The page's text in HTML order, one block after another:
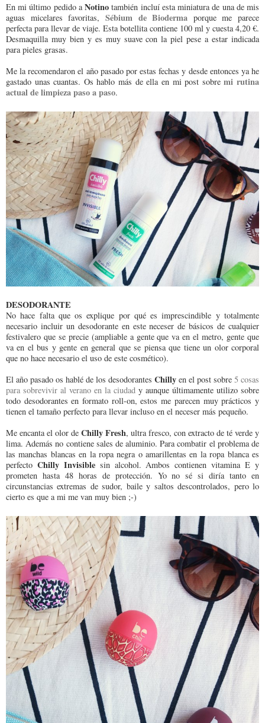
En mi último pedido aNotino también incluí esta miniatura de una de mis
aguas micelares favoritas, Sébium de Bioderma porque me parece
perfecta para llevar de viaje. Esta botellita contiene 100 ml y cuesta 4,20 €.
Desmaquilla muy bien y es muy suave con la piel pese a estar indicada
para pieles grasas.
Me la recomendaron el año pasado por estas fechas y desde entonces ya he
gastado unas cuantas. Os hablo más de ella en mi post sobremi rutina
actual de limpieza paso a paso.
DESODORANTE
No hace falta que os explique por qué es imprescindible y totalmente
necesario incluir un desodorante en este neceser de básicos de cualquier
festivalero que se precie (ampliable a gente que va en el metro, gente que
va en el bus y gente en general que se piensa que tiene un olor corporal
que no hace necesario el uso de este cosmético).
El año pasado os hablé de los desodorantes Chilly en el post sobre 5 cosas
para sobrevivir al verano en la ciudad y aunque últimamente utilizo sobre
todo desodorantes en formato roll-on, estos me parecen muy prácticos y
tienen el tamaño perfecto para llevar incluso en el neceser más pequeño.
Me encanta el olor de Chilly Fresh, ultra fresco, con extracto de té verde y
lima. Además no contiene sales de aluminio. Para combatir el problema de
las manchas blancas en la ropa negra o amarillentas en la ropa blanca es
perfecto Chilly Invisible sin alcohol. Ambos contienen vitamina E y
prometen hasta 48 horas de protección. Yo no sé si diría tanto en
circunstancias extremas de sudor, baile y saltos descontrolados, pero lo
cierto es que a mi me van muy bien ;-)